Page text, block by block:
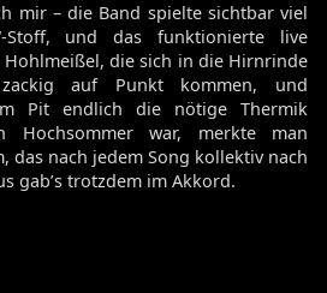
mir – die Band spielte sichtbar viel
Stoff, und das funktionierte live
die sich in die Hirnrinde
auf Punkt kommen, und
Pit endlich die nötige Thermik
Hochsommer war, merkte man
das nach jedem Song kollektiv nach
gab’s trotzdem im Akkord.